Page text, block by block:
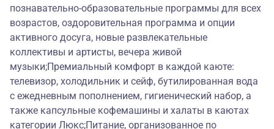
познавательно-образовательные программы для всех
возрастов, оздоровительная программа и опции
активного досуга, новые развлекательные
коллективы и артисты, вечера живой
музыки;Премиальный комфорт в каждой каюте:
телевизор, холодильник и сейф, бутилированная вода
с ежедневным пополнением, гигиенический набор, а
также капсульные кофемашины и халаты в каютах
категории Люкс;Питание, организованное по